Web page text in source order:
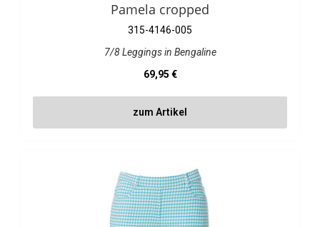
Pamela cropped
315-4146-005
7/8 Leggings in Bengaline
Regulärer Preis:
69,95 €
zum Artikel